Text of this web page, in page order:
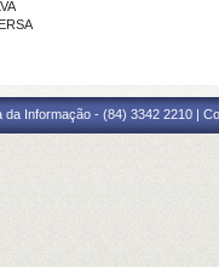
da Informação - (84) 3342 2210 |